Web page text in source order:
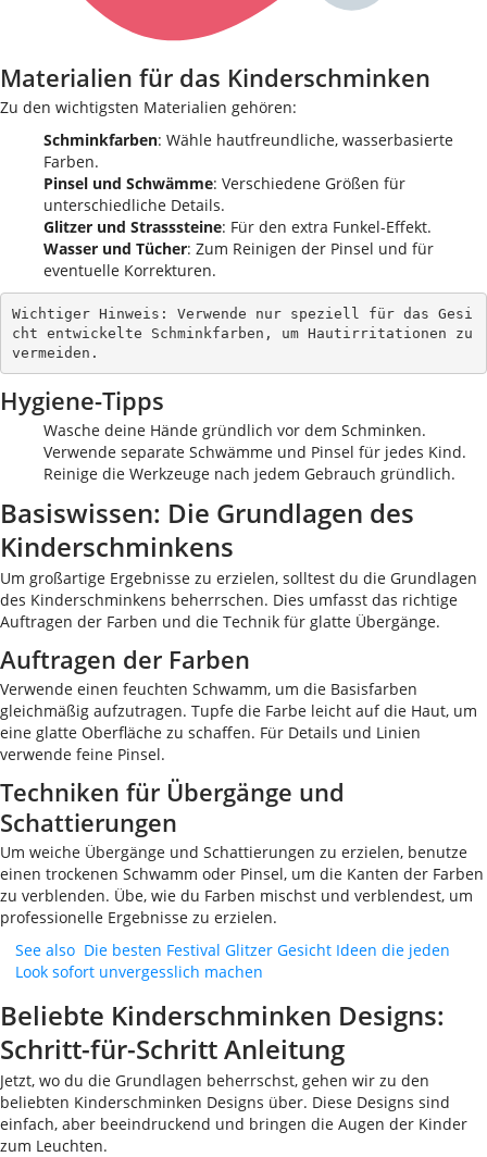
Materialien für das Kinderschminken
Zu den wichtigsten Materialien gehören:
Schminkfarben: Wähle hautfreundliche, wasserbasierte
Farben.
Pinsel und Schwämme: Verschiedene Größen für
unterschiedliche Details.
Glitzer und Strasssteine: Für den extra Funkel-Effekt.
Wasser und Tücher: Zum Reinigen der Pinsel und für
eventuelle Korrekturen.
Wichtiger Hinweis: Verwende nur speziell für das Gesi
cht entwickelte Schminkfarben, um Hautirritationen zu
vermeiden.
Hygiene-Tipps
Wasche deine Hände gründlich vor dem Schminken.
Verwende separate Schwämme und Pinsel für jedes Kind.
Reinige die Werkzeuge nach jedem Gebrauch gründlich.
Basiswissen: Die Grundlagen des
Kinderschminkens
Um großartige Ergebnisse zu erzielen, solltest du die Grundlagen
des Kinderschminkens beherrschen. Dies umfasst das richtige
Auftragen der Farben und die Technik für glatte Übergänge.
Auftragen der Farben
Verwende einen feuchten Schwamm, um die Basisfarben
gleichmäßig aufzutragen. Tupfe die Farbe leicht auf die Haut, um
eine glatte Oberfläche zu schaffen. Für Details und Linien
verwende feine Pinsel.
Techniken für Übergänge und
Schattierungen
Um weiche Übergänge und Schattierungen zu erzielen, benutze
einen trockenen Schwamm oder Pinsel, um die Kanten der Farben
zu verblenden. Übe, wie du Farben mischst und verblendest, um
professionelle Ergebnisse zu erzielen.
See also Die besten Festival Glitzer Gesicht Ideen die jeden
Look sofort unvergesslich machen
Beliebte Kinderschminken Designs:
Schritt-für-Schritt Anleitung
Jetzt, wo du die Grundlagen beherrschst, gehen wir zu den
beliebten Kinderschminken Designs über. Diese Designs sind
einfach, aber beeindruckend und bringen die Augen der Kinder
zum Leuchten.